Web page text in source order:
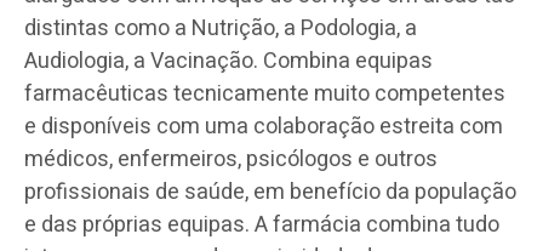
distintas como a Nutrição, a Podologia, a
Audiologia, a Vacinação. Combina equipas
farmacêuticas tecnicamente muito competentes
e disponíveis com uma colaboração estreita com
médicos, enfermeiros, psicólogos e outros
profissionais de saúde, em benefício da população
e das próprias equipas. A farmácia combina tudo